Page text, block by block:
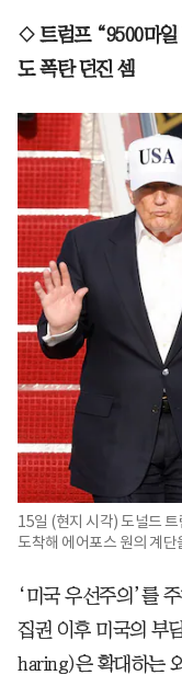
◇ 트럼프 “9500마
도 폭탄 던진 셈
15일 (현지 시각) 도널드
도착해 에어포스 원의 계
‘미국 우선주의’를
집권 이후 미국의 부
haring)은 확대하는